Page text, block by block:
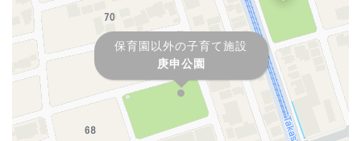
保育園以外の子育て施設
庚申公園